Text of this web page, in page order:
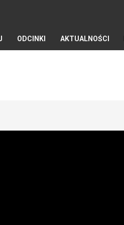
ODCINKI AKTUALNOŚCI